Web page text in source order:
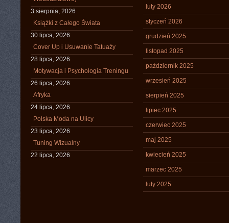
3 sierpnia, 2026
Książki z Całego Świata
30 lipca, 2026
Cover Up i Usuwanie Tatuaży
28 lipca, 2026
Motywacja i Psychologia Treningu
26 lipca, 2026
Afryka
24 lipca, 2026
Polska Moda na Ulicy
23 lipca, 2026
Tuning Wizualny
22 lipca, 2026
luty 2026
styczeń 2026
grudzień 2025
listopad 2025
październik 2025
wrzesień 2025
sierpień 2025
lipiec 2025
czerwiec 2025
maj 2025
kwiecień 2025
marzec 2025
luty 2025